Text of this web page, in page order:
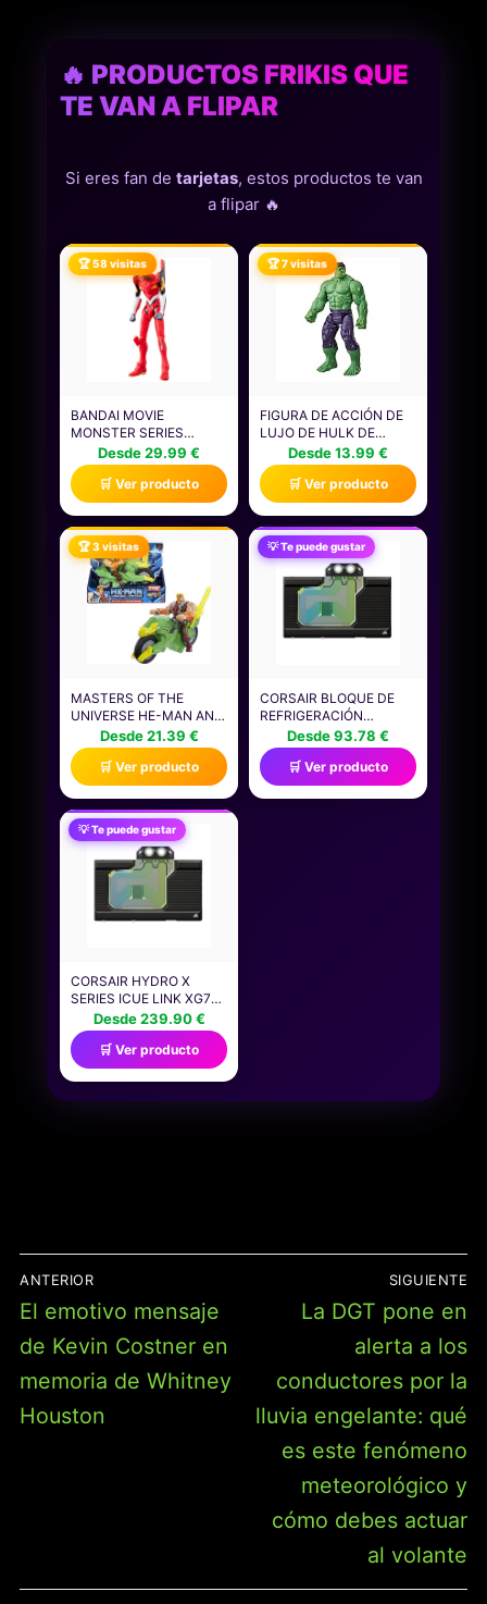
🔥 PRODUCTOS FRIKIS QUE
TE VAN A FLIPAR
Si eres fan de tarjetas, estos productos te van
a flipar 🔥
🏆 58 visitas
BANDAI MOVIE
MONSTER SERIES
EVANGELION 02 EVA-02
FIGURA VINILO SUAVE
180MM
Desde 29.99 €
🛒 Ver producto
🏆 7 visitas
FIGURA DE ACCIÓN DE
LUJO DE HULK DE
MARVEL AVENGERS
TITAN HERO SERIES
BLAST GEAR, JUGUETE
DE SUPERHÉROE PARA
EL JUEGO DE ROL DE 30
CM, NIÑOS DE 4 AÑOS O
MÁS
Desde 13.99 €
🛒 Ver producto
🏆 3 visitas
MASTERS OF THE
UNIVERSE HE-MAN AND
THE ACTION FIGURE +
VEHÍCULO BASADO EN
SERIES ANIMADAS,
PERSONAJES DE
BATALLA
ARTICULADOS, REGALO
PARA MAYORES DE 4
Desde 21.39 €
🛒 Ver producto
💡 Te puede gustar
CORSAIR BLOQUE DE
REFRIGERACIÓN
LÍQUIDA PARA GPU
HYDRO X SERIES XG7
RGB 4090 FOUNDERS
EDITION - PARA NVIDIA
GEFORCE RTX 4090 FE -
Desde 93.78 €
🛒 Ver producto
💡 Te puede gustar
CORSAIR HYDRO X
SERIES ICUE LINK XG7
RGB 4080 STRIX/TUF
BLOQUE DE AGUA PARA
GPU - PARA TARJETAS
MSI GEFORCE RTX 4080
GAMING STRIX/TUF -
NEGRO
Desde 239.90 €
🛒 Ver producto
DE
ENTRADAS
ANTERIOR
Entrada
anterior:
El emotivo mensaje
de Kevin Costner en
memoria de Whitney
Houston
SIGUIENTE
Entrada
siguiente:
La DGT pone en
alerta a los
conductores por la
lluvia engelante: qué
es este fenómeno
meteorológico y
cómo debes actuar
al volante